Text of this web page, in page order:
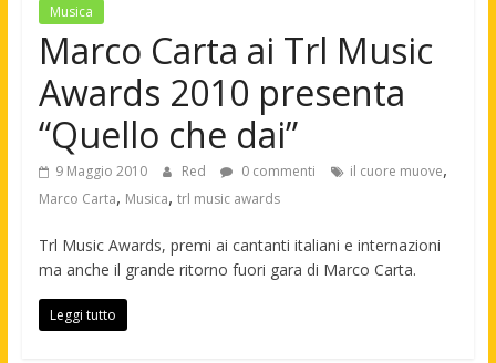
news
moda
maschile
Musica
Marco Carta ai Trl Music
Awards 2010 presenta
“Quello che dai”
9 Maggio 2010 Red 0 commenti il cuore muove,
Marco Carta, Musica, trl music awards
Trl Music Awards, premi ai cantanti italiani e internazioni
ma anche il grande ritorno fuori gara di Marco Carta.
Leggi tutto